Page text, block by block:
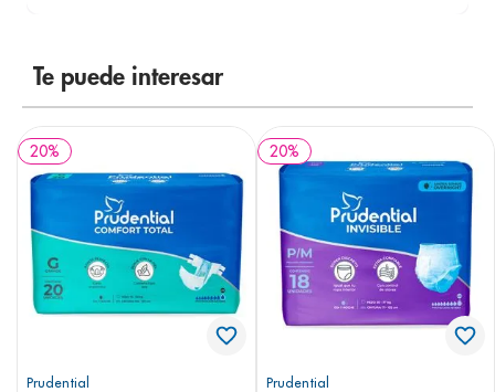
Te puede interesar
20%
Prudential
20%
Prudential